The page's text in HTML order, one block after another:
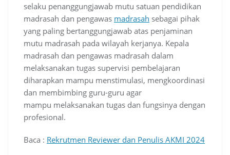
selaku penanggungjawab mutu satuan pendidikan
madrasah dan pengawas madrasah sebagai pihak
yang paling bertanggungjawab atas penjaminan
mutu madrasah pada wilayah kerjanya. Kepala
madrasah dan pengawas madrasah dalam
melaksanakan tugas supervisi pembelajaran
diharapkan mampu menstimulasi, mengkoordinasi
dan membimbing guru-guru agar
mampu melaksanakan tugas dan fungsinya dengan
profesional.
Baca : Rekrutmen Reviewer dan Penulis AKMI 2024